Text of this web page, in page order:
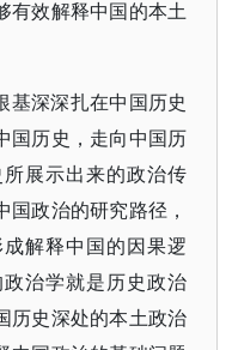
有效解释中国的本土
基深深扎在中国历史
国历史，走向中国历
展示出来的政治传
政治的研究路径，
解释中国的因果逻
治学就是历史政治
历史深处的本土政治